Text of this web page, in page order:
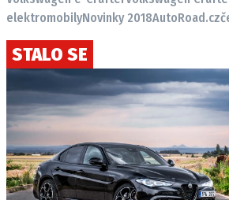
elektromobilyNovinky 2018AutoRoad.cz
STALO SE